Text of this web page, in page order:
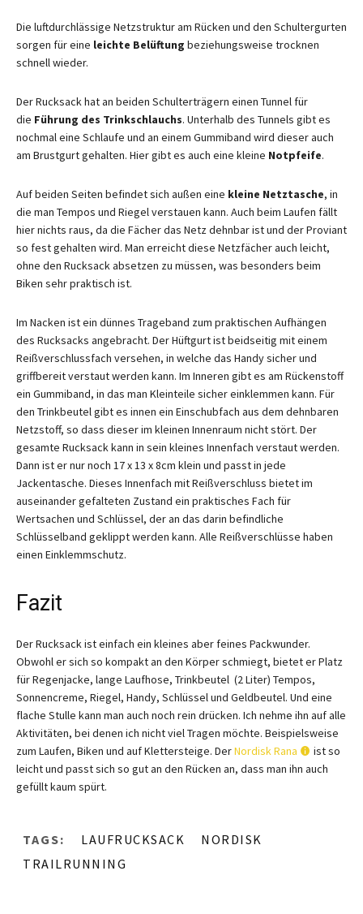
Die luftdurchlässige Netzstruktur am Rücken und den Schultergurten
sorgen für eine leichte Belüftung beziehungsweise trocknen
schnell wieder.
Der Rucksack hat an beiden Schulterträgern einen Tunnel für
die Führung des Trinkschlauchs. Unterhalb des Tunnels gibt es
nochmal eine Schlaufe und an einem Gummiband wird dieser auch
am Brustgurt gehalten. Hier gibt es auch eine kleine Notpfeife.
Auf beiden Seiten befindet sich außen eine kleine Netztasche, in
die man Tempos und Riegel verstauen kann. Auch beim Laufen fällt
hier nichts raus, da die Fächer das Netz dehnbar ist und der Proviant
so fest gehalten wird. Man erreicht diese Netzfächer auch leicht,
ohne den Rucksack absetzen zu müssen, was besonders beim
Biken sehr praktisch ist.
Im Nacken ist ein dünnes Trageband zum praktischen Aufhängen
des Rucksacks angebracht. Der Hüftgurt ist beidseitig mit einem
Reißverschlussfach versehen, in welche das Handy sicher und
griffbereit verstaut werden kann. Im Inneren gibt es am Rückenstoff
ein Gummiband, in das man Kleinteile sicher einklemmen kann. Für
den Trinkbeutel gibt es innen ein Einschubfach aus dem dehnbaren
Netzstoff, so dass dieser im kleinen Innenraum nicht stört. Der
gesamte Rucksack kann in sein kleines Innenfach verstaut werden.
Dann ist er nur noch 17 x 13 x 8cm klein und passt in jede
Jackentasche. Dieses Innenfach mit Reißverschluss bietet im
auseinander gefalteten Zustand ein praktisches Fach für
Wertsachen und Schlüssel, der an das darin befindliche
Schlüsselband geklippt werden kann. Alle Reißverschlüsse haben
einen Einklemmschutz.
Fazit
Der Rucksack ist einfach ein kleines aber feines Packwunder.
Obwohl er sich so kompakt an den Körper schmiegt, bietet er Platz
für Regenjacke, lange Laufhose, Trinkbeutel (2 Liter) Tempos,
Sonnencreme, Riegel, Handy, Schlüssel und Geldbeutel. Und eine
flache Stulle kann man auch noch rein drücken. Ich nehme ihn auf alle
Aktivitäten, bei denen ich nicht viel Tragen möchte. Beispielsweise
zum Laufen, Biken und auf Klettersteige. DerNordisk Rana
ist so
leicht und passt sich so gut an den Rücken an, dass man ihn auch
gefüllt kaum spürt.
TAGS: LAUFRUCKSACK
NORDISK
TRAILRUNNING